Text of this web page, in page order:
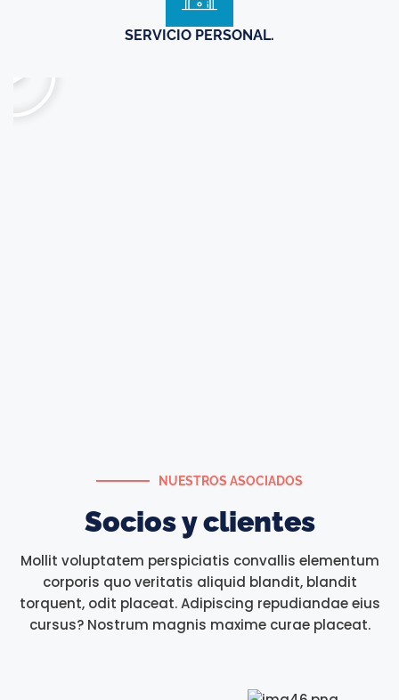
SERVICIO PERSONAL.
NUESTROS ASOCIADOS
Socios y clientes
Mollit voluptatem perspiciatis convallis elementum
corporis quo veritatis aliquid blandit, blandit
torquent, odit placeat. Adipiscing repudiandae eius
cursus? Nostrum magnis maxime curae placeat.